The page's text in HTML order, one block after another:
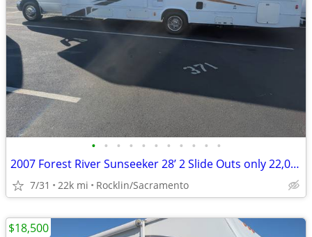
• • • • • • • • • • •
2007 Forest River Sunseeker 28’ 2 Slide Outs only 22,000 miles
7/31 22k mi Rocklin/Sacramento
$18,500